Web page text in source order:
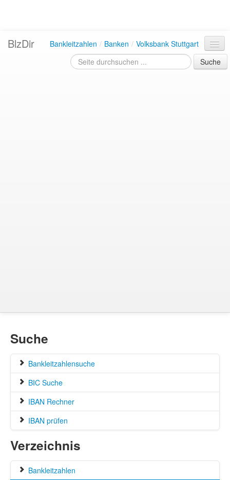
BlzDir Bankleitzahlen / Banken / Volksbank Stuttgart
Suche
Suche
Bankleitzahlensuche
BIC Suche
IBAN Rechner
IBAN prüfen
Verzeichnis
Bankleitzahlen